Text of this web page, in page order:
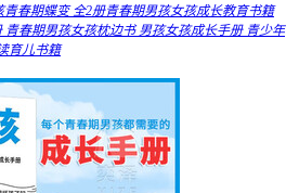
青春期蝶变 全2册青春期男孩女孩成长教育书籍
春期男孩女孩枕边书 男孩女孩成长手册 青少年
育儿书籍